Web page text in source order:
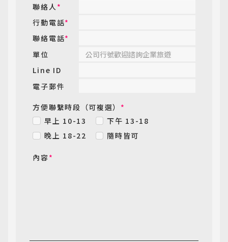
聯絡人 *
行動電話*
聯絡電話*
單位
Line ID
電子郵件
方便聯繫時段（可複選） *
早上 10-13
下午 13-18
晚上 18-22
隨時皆可
內容*